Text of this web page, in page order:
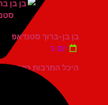
היכל התרבות כפר סבא
בן בן-ברוך סטנדאפ
יום ג'